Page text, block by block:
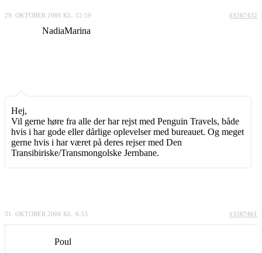
29. OKTOBER 2006 KL. 12:59 #3507432
NadiaMarina
Hej,
Vil gerne høre fra alle der har rejst med Penguin Travels, både
hvis i har gode eller dårlige oplevelser med bureauet. Og meget
gerne hvis i har været på deres rejser med Den
Transibiriske/Transmongolske Jernbane.
31. OKTOBER 2006 KL. 6:53 #3507461
Poul